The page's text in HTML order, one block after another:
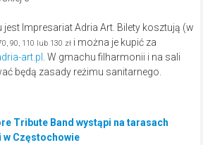
Impresariat Adria Art. Bilety kosztują (w
90, 110 lub 130 złi można je kupić za
art.pl
. W gmachu filharmonii i na sali
będą zasady reżimu sanitarnego.
Tribute Band wystąpi na tarasach
w Częstochowie